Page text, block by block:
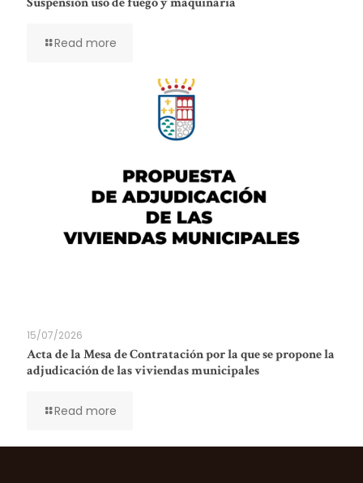
Read more
15/07/2026
Acta de la Mesa de Contratación por la que se propone la
adjudicación de las viviendas municipales
Read more